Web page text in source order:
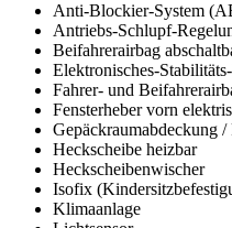
Anti-Blockier-System
Antriebs-Schlupf-
Beifahrerairbag
Elektronisches-
Fahrer- und
Fensterheber vorn
Gepäckraumabdeckung
Heckscheibe heizbar
Heckscheibenwischer
Isofix
Klimaanlage